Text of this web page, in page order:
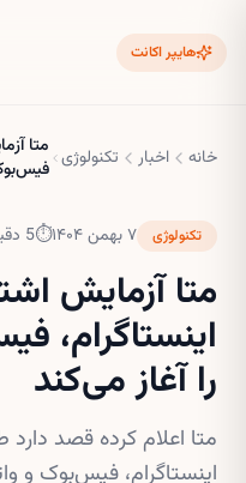
هایپر اکانت
خانه اخبار تکنولوژی متا
تکنولوژی ۷ بهمن ۱۴۰۴ ⏱
5
متا آزمایش
اینستاگرام،
را آغاز می‌کند
متا اعلام کرده قصد
اینستاگرام، فیس‌بوک و